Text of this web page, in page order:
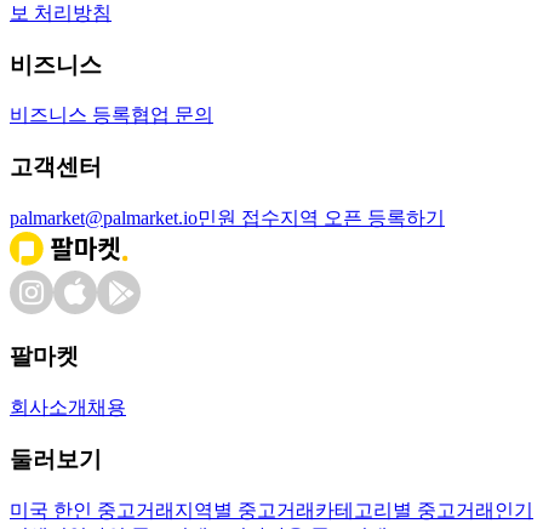
보 처리방침
비즈니스
비즈니스 등록협업 문의
고객센터
palmarket@palmarket.io민원 접수지역 오픈 등록하기
팔마켓
회사소개 채용
둘러보기
미국 한인 중고거래 지역별 중고거래 카테고리별 중고거래 인기